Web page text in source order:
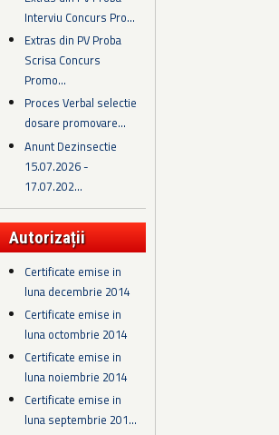
Interviu Concurs Pro...
Extras din PV Proba
Scrisa Concurs
Promo...
Proces Verbal selectie
dosare promovare...
Anunt Dezinsectie
15.07.2026 -
17.07.202...
Autorizații
Certificate emise in
luna decembrie 2014
Certificate emise in
luna octombrie 2014
Certificate emise in
luna noiembrie 2014
Certificate emise in
luna septembrie 201...